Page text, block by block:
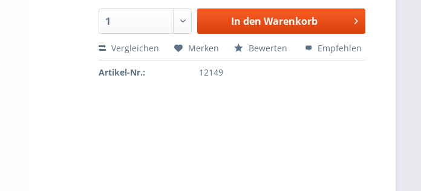
In den Warenkorb
Vergleichen Merken Bewerten Empfehlen
Artikel-Nr.: 12149